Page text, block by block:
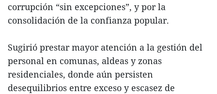
corrupción “sin excepciones”, y por la
consolidación de la confianza popular.
Sugirió prestar mayor atención a la gestión del
personal en comunas, aldeas y zonas
residenciales, donde aún persisten
desequilibrios entre exceso y escasez de